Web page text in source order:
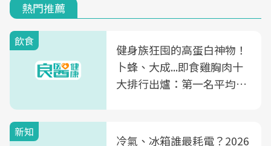
熱門推薦
飲食
健身族狂囤的高蛋白神物！
卜蜂、大成...即食雞胸肉十
大排行出爐：第一名平均一
新知
冷氣、冰箱誰最耗電？2026